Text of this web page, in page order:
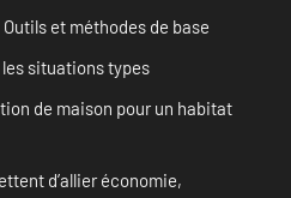
et méthodes de base
situations types
de maison pour un habitat
d’allier économie,